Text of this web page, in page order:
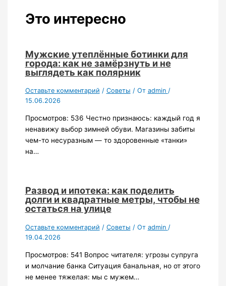
Это интересно
Мужские утеплённые ботинки для
города: как не замёрзнуть и не
выглядеть как полярник
Оставьте комментарий / Советы / От admin /
15.06.2026
Просмотров: 536 Честно признаюсь: каждый год я
ненавижу выбор зимней обуви. Магазины забиты
чем-то несуразным — то здоровенные «танки»
на…
Развод и ипотека: как поделить
долги и квадратные метры, чтобы не
остаться на улице
Оставьте комментарий / Советы / От admin /
19.04.2026
Просмотров: 541 Вопрос читателя: угрозы супруга
и молчание банка Ситуация банальная, но от этого
не менее тяжелая: мы с мужем…